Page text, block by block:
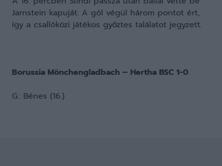
Jarnstein kapuját. A gól végül három pontot ért,
így a csallóközi játékos győztes találatot jegyzett.
Borussia Mönchengladbach – Hertha BSC 1-0
G.: Bénes (16.)